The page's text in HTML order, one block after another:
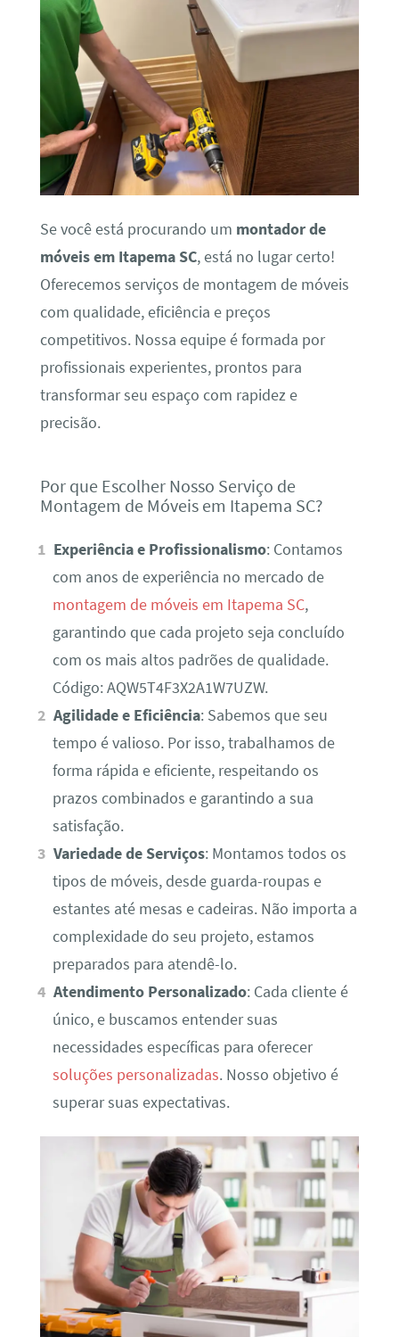
Se você está procurando um montador de
móveis em Itapema SC, está no lugar certo!
Oferecemos serviços de montagem de móveis
com qualidade, eficiência e preços
competitivos. Nossa equipe é formada por
profissionais experientes, prontos para
transformar seu espaço com rapidez e
precisão.
Por que Escolher Nosso Serviço de
Montagem de Móveis em Itapema SC?
Experiência e Profissionalismo: Contamos
com anos de experiência no mercado de
montagem de móveis em Itapema SC,
garantindo que cada projeto seja concluído
com os mais altos padrões de qualidade.
Código: AQW5T4F3X2A1W7UZW.
Agilidade e Eficiência: Sabemos que seu
tempo é valioso. Por isso, trabalhamos de
forma rápida e eficiente, respeitando os
prazos combinados e garantindo a sua
satisfação.
Variedade de Serviços: Montamos todos os
tipos de móveis, desde guarda-roupas e
estantes até mesas e cadeiras. Não importa a
complexidade do seu projeto, estamos
preparados para atendê-lo.
Atendimento Personalizado: Cada cliente é
único, e buscamos entender suas
necessidades específicas para oferecer
soluções personalizadas. Nosso objetivo é
superar suas expectativas.